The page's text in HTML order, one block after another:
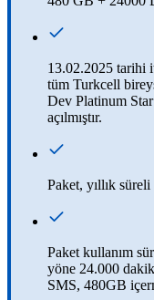
13.02.2025 tarihi
tüm Turkcell
​Dev Platinum
açılmıştır.
Paket, yıllık
Paket kullanım
yöne 24.000
SMS, 480GB